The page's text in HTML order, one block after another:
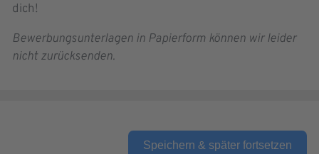
dich!
Bewerbungsunterlagen in Papierform können wir leider
nicht zurücksenden.
Speichern & später fortsetzen